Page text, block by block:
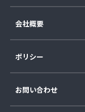
会社概要
ポリシー
お問い合わせ